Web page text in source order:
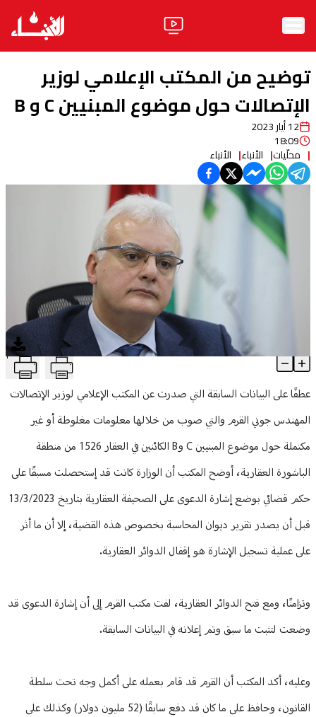
الأخبار
ثقافة ومجتمع
منوعات
آراء
فيديو
مواقف
وليد جنبلاط
الحزب
ابحث
توضيح من المكتب الإعلامي لوزير
الإتصالات حول موضوع المبنيين C و B
12 أيار 2023
18:09
محلّيات الأنباء الأنباء
توضيح من المكتب الإعلامي لوزير الإتصالات حول موضوع المبنيين C و B T
Article Content
عطفًا على البيانات السابقة التي صدرت عن المكتب الإعلامي لوزير الإتصالات
المهندس جوني القرم والتي صوب من خلالها معلومات مغلوطة أو غير
مكتملة حول موضوع المبنيين C وB الكائنين في العقار 1526 من منطقة
الباشورة العقارية، أوضح المكتب أن الوزارة كانت قد إستحصلت مسبقًا على
حكم قضائي بوضع إشارة الدعوى على الصحيفة العقارية بتاريخ 13/3/2023
قبل أن يصدر تقرير ديوان المحاسبة بخصوص هذه القضية، إلا أن ما أثر
على عملية تسجيل الإشارة هو إقفال الدوائر العقارية.
وتزامنًا، ومع فتح الدوائر العقارية، لفت مكتب القرم إلى أن إشارة الدعوى قد
وضعت لتثبت ما سبق وتم إعلانه في البيانات السابقة.
وعليه، أكد المكتب أن القرم قد قام بعمله على أكمل وجه تحت سلطة
القانون، وحافظ على ما كان قد دفع سابقًا (52 مليون دولار) وكذلك على